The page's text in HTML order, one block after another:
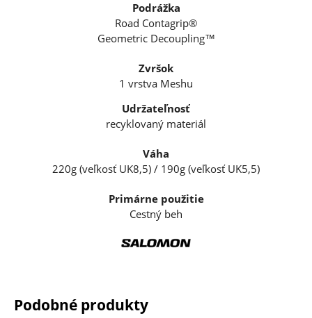
Podrážka
Road Contagrip®
Geometric Decoupling™
Zvršok
1 vrstva Meshu
Udržateľnosť
recyklovaný materiál
Váha
220g (veľkosť UK8,5) / 190g (veľkosť UK5,5)
Primárne použitie
Cestný beh
Podobné produkty